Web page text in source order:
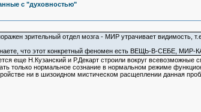
с "духовностью"
зрительный отдел мозга - МИР утрачивает
что этот конкретный феномен есть ВЕЩЬ-В-СЕБЕ,
еще Н.Кузанский и Р.Декарт строили вокруг всевозможные
только нормальное сознание в нормальном режиме
ни в шизоидном мистическом расщеплении данная